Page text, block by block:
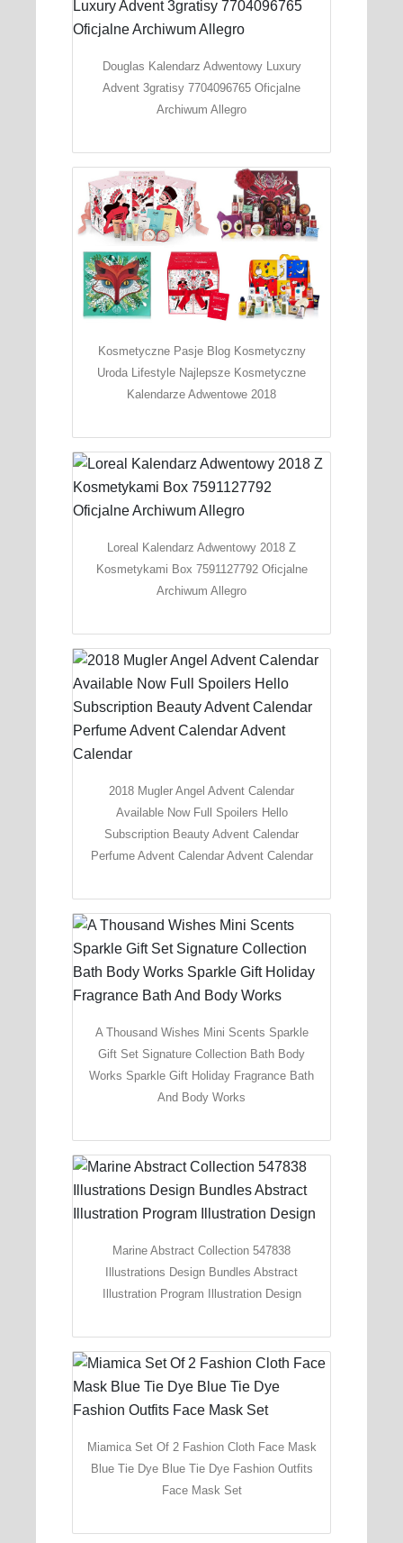
Douglas Kalendarz Adwentowy Luxury
Advent 3gratisy 7704096765 Oficjalne
Archiwum Allegro
Kosmetyczne Pasje Blog Kosmetyczny
Uroda Lifestyle Najlepsze Kosmetyczne
Kalendarze Adwentowe 2018
Loreal Kalendarz Adwentowy 2018 Z
Kosmetykami Box 7591127792 Oficjalne
Archiwum Allegro
2018 Mugler Angel Advent Calendar
Available Now Full Spoilers Hello
Subscription Beauty Advent Calendar
Perfume Advent Calendar Advent Calendar
A Thousand Wishes Mini Scents Sparkle
Gift Set Signature Collection Bath Body
Works Sparkle Gift Holiday Fragrance Bath
And Body Works
Marine Abstract Collection 547838
Illustrations Design Bundles Abstract
Illustration Program Illustration Design
Miamica Set Of 2 Fashion Cloth Face Mask
Blue Tie Dye Blue Tie Dye Fashion Outfits
Face Mask Set